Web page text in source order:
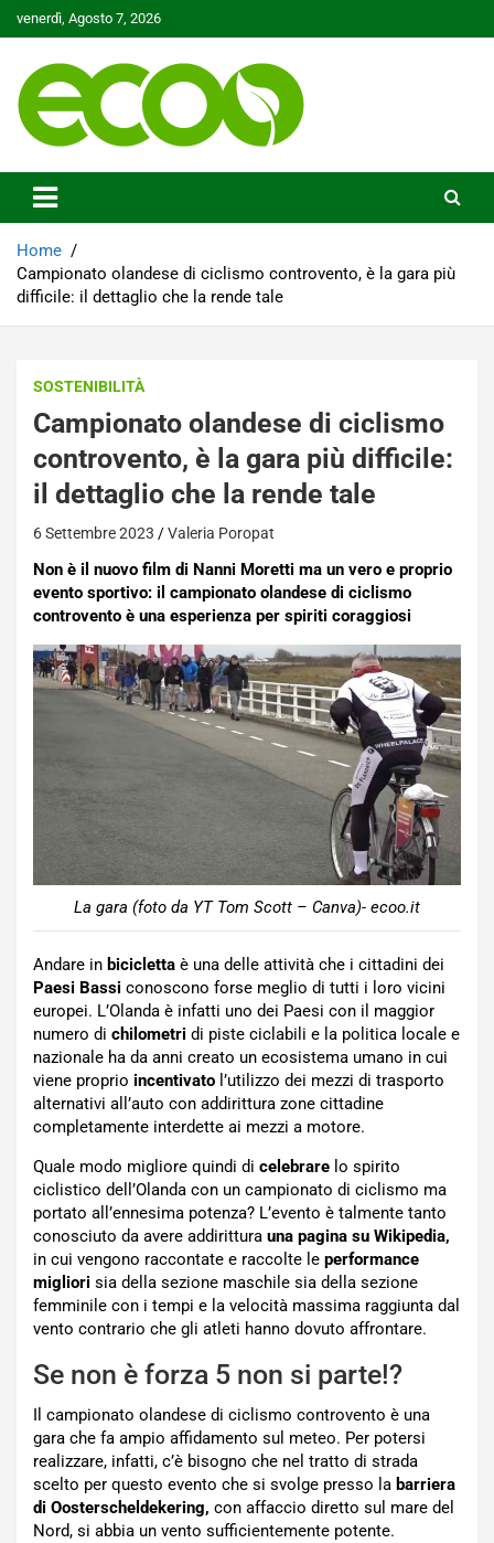
to
venerdì, Agosto 7, 2026
Ecoo.it
Home
Campionato olandese di ciclismo controvento, è la gara più
difficile: il dettaglio che la rende tale
SOSTENIBILITÀ
Campionato olandese di ciclismo
controvento, è la gara più difficile:
il dettaglio che la rende tale
6 Settembre 2023 Valeria Poropat
Non è il nuovo film di Nanni Moretti ma un vero e proprio
evento sportivo: il campionato olandese di ciclismo
controvento è una esperienza per spiriti coraggiosi
La gara (foto da YT Tom Scott – Canva)- ecoo.it
Andare in bicicletta è una delle attività che i cittadini dei
Paesi Bassi conoscono forse meglio di tutti i loro vicini
europei. L’Olanda è infatti uno dei Paesi con il maggior
numero di chilometri di piste ciclabili e la politica locale e
nazionale ha da anni creato un ecosistema umano in cui
viene proprio incentivato l’utilizzo dei mezzi di trasporto
alternativi all’auto con addirittura zone cittadine
completamente interdette ai mezzi a motore.
Quale modo migliore quindi di celebrare lo spirito
ciclistico dell’Olanda con un campionato di ciclismo ma
portato all’ennesima potenza? L’evento è talmente tanto
conosciuto da avere addirittura una pagina su Wikipedia,
in cui vengono raccontate e raccolte le performance
migliori sia della sezione maschile sia della sezione
femminile con i tempi e la velocità massima raggiunta dal
vento contrario che gli atleti hanno dovuto affrontare.
Se non è forza 5 non si parte!?
Il campionato olandese di ciclismo controvento è una
gara che fa ampio affidamento sul meteo. Per potersi
realizzare, infatti, c’è bisogno che nel tratto di strada
scelto per questo evento che si svolge presso la barriera
di Oosterscheldekering, con affaccio diretto sul mare del
Nord, si abbia un vento sufficientemente potente.